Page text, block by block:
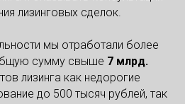
лизинговых сделок.
мы отработали более
сумму свыше 7 млрд.
лизинга как недорогие
до 500 тысяч рублей, так